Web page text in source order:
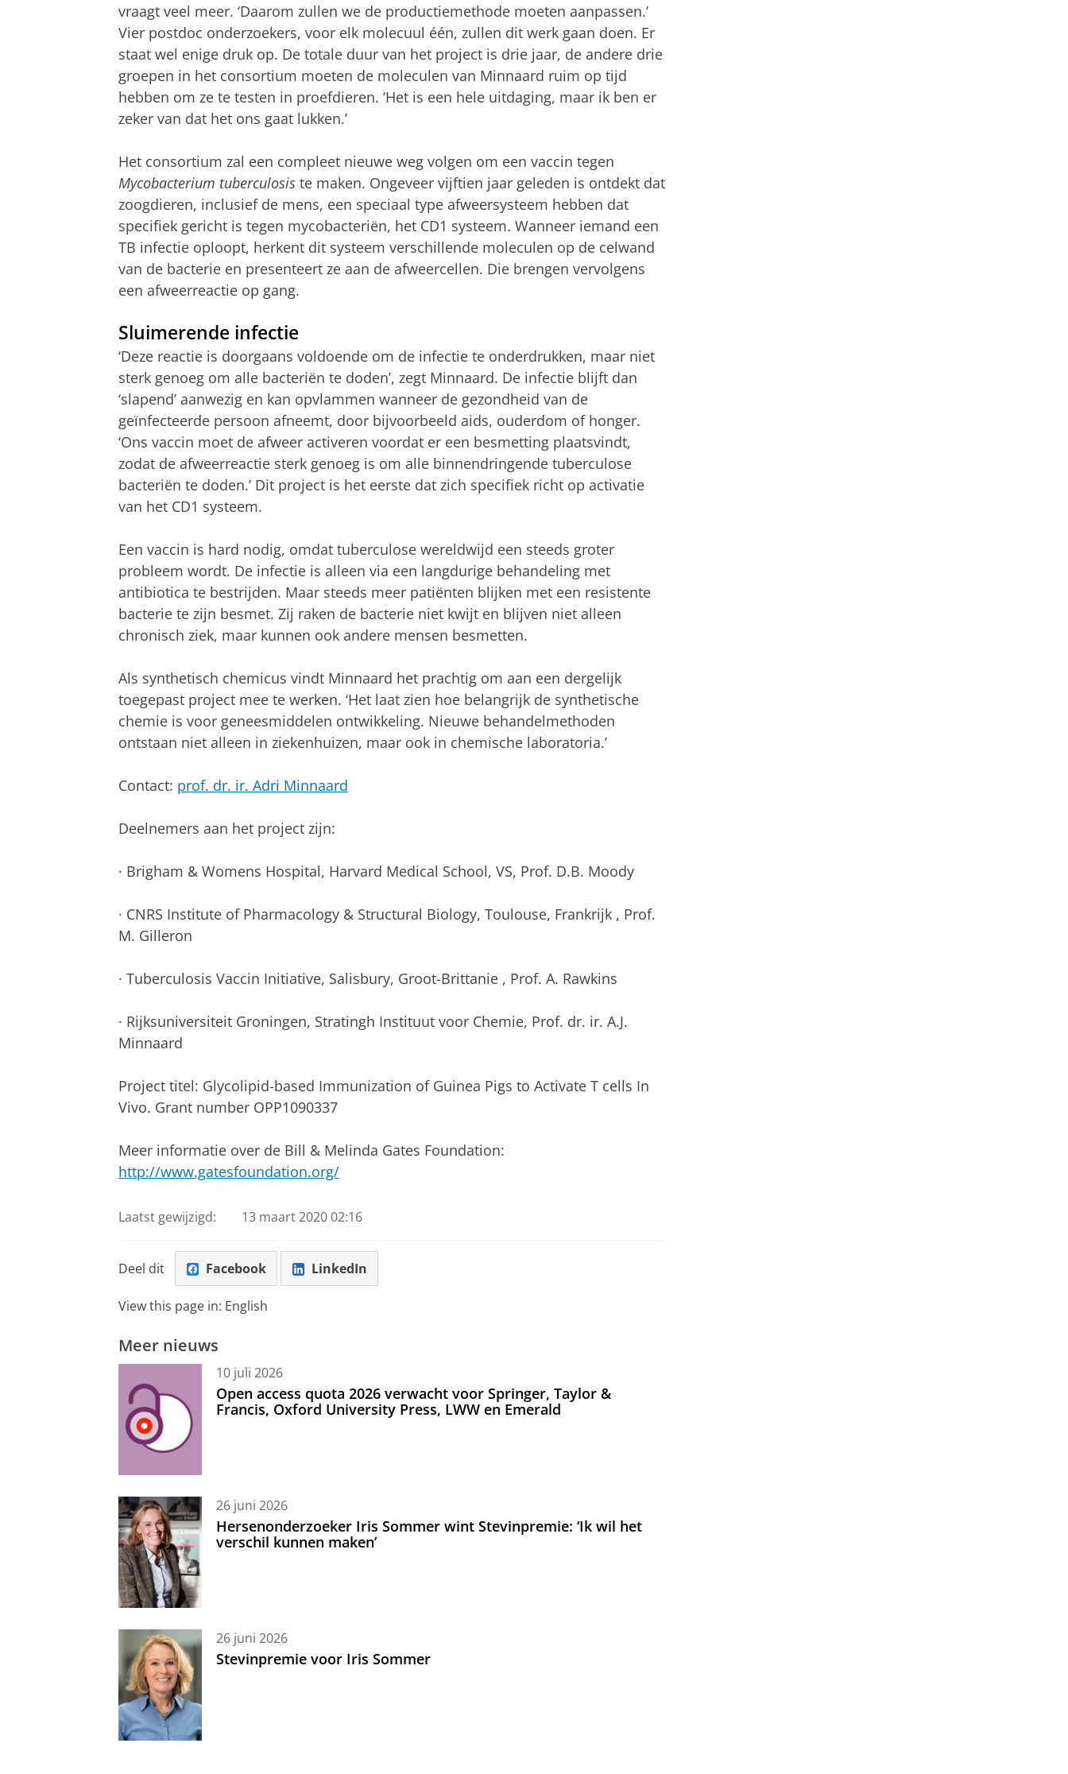
vraagt veel meer. ‘Daarom zullen we de productiemethode moeten aanpassen.’
Vier postdoc onderzoekers, voor elk molecuul één, zullen dit werk gaan doen. Er
staat wel enige druk op. De totale duur van het project is drie jaar, de andere drie
groepen in het consortium moeten de moleculen van Minnaard ruim op tijd
hebben om ze te testen in proefdieren. ‘Het is een hele uitdaging, maar ik ben er
zeker van dat het ons gaat lukken.’
Het consortium zal een compleet nieuwe weg volgen om een vaccin tegen
Mycobacterium tuberculosis te maken. Ongeveer vijftien jaar geleden is ontdekt dat
zoogdieren, inclusief de mens, een speciaal type afweersysteem hebben dat
specifiek gericht is tegen mycobacteriën, het CD1 systeem. Wanneer iemand een
TB infectie oploopt, herkent dit systeem verschillende moleculen op de celwand
van de bacterie en presenteert ze aan de afweercellen. Die brengen vervolgens
een afweerreactie op gang.
Sluimerende infectie
‘Deze reactie is doorgaans voldoende om de infectie te onderdrukken, maar niet
sterk genoeg om alle bacteriën te doden’, zegt Minnaard. De infectie blijft dan
‘slapend’ aanwezig en kan opvlammen wanneer de gezondheid van de
geïnfecteerde persoon afneemt, door bijvoorbeeld aids, ouderdom of honger.
‘Ons vaccin moet de afweer activeren voordat er een besmetting plaatsvindt,
zodat de afweerreactie sterk genoeg is om alle binnendringende tuberculose
bacteriën te doden.’ Dit project is het eerste dat zich specifiek richt op activatie
van het CD1 systeem.
Een vaccin is hard nodig, omdat tuberculose wereldwijd een steeds groter
probleem wordt. De infectie is alleen via een langdurige behandeling met
antibiotica te bestrijden. Maar steeds meer patiënten blijken met een resistente
bacterie te zijn besmet. Zij raken de bacterie niet kwijt en blijven niet alleen
chronisch ziek, maar kunnen ook andere mensen besmetten.
Als synthetisch chemicus vindt Minnaard het prachtig om aan een dergelijk
toegepast project mee te werken. ‘Het laat zien hoe belangrijk de synthetische
chemie is voor geneesmiddelen ontwikkeling. Nieuwe behandelmethoden
ontstaan niet alleen in ziekenhuizen, maar ook in chemische laboratoria.’
Contact: prof. dr. ir. Adri Minnaard
Deelnemers aan het project zijn:
· Brigham & Womens Hospital, Harvard Medical School, VS, Prof. D.B. Moody
· CNRS Institute of Pharmacology & Structural Biology, Toulouse, Frankrijk , Prof.
M. Gilleron
· Tuberculosis Vaccin Initiative, Salisbury, Groot-Brittanie , Prof. A. Rawkins
· Rijksuniversiteit Groningen, Stratingh Instituut voor Chemie, Prof. dr. ir. A.J.
Minnaard
Project titel: Glycolipid-based Immunization of Guinea Pigs to Activate T cells In
Vivo. Grant number OPP1090337
Meer informatie over de Bill & Melinda Gates Foundation:
http://www.gatesfoundation.org/
Laatst gewijzigd: 13 maart 2020 02:16
Deel dit Facebook LinkedIn
View this page in: English
Meer nieuws
10 juli 2026
Open access quota 2026 verwacht voor Springer, Taylor &
Francis, Oxford University Press, LWW en Emerald
26 juni 2026
Hersenonderzoeker Iris Sommer wint Stevinpremie: ‘Ik wil het
verschil kunnen maken’
26 juni 2026
Stevinpremie voor Iris Sommer